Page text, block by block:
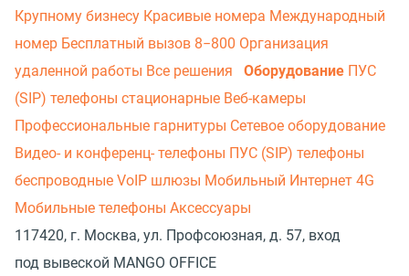
Крупному бизнесу Красивые номера Международный
номер Бесплатный вызов 8−800 Организация
удаленной работы Все решения Оборудование ПУС
(SIP) телефоны стационарные Веб-камеры
Профессиональные гарнитуры Сетевое оборудование
Видео- и конференц- телефоны ПУС (SIP) телефоны
беспроводные VoIP шлюзы Мобильный Интернет 4G
Мобильные телефоны Аксессуары
117420, г. Москва, ул. Профсоюзная, д. 57, вход
под вывеской MANGO OFFICE